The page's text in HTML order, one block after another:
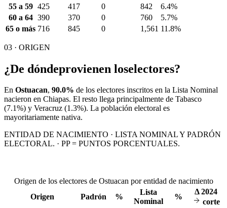
55 a 59 425 417 0 842
6.4%
60 a 64 390 370 0 760
5.7%
65 o más 716 845 0 1,561 11.8%
03 · ORIGEN
¿De dóndeprovienen loselectores?
En Ostuacan, 90.0% de los electores inscritos en la Lista Nominal
nacieron en Chiapas. El resto llega principalmente de Tabasco
(7.1%) y Veracruz (1.3%). La población electoral es
mayoritariamente nativa.
ENTIDAD DE NACIMIENTO · LISTA NOMINAL Y PADRÓN
ELECTORAL. · PP = PUNTOS PORCENTUALES.
Origen de los electores de Ostuacan por entidad de nacimiento
Origen
Padrón %
Lista
Nominal
%
Δ2024
corte